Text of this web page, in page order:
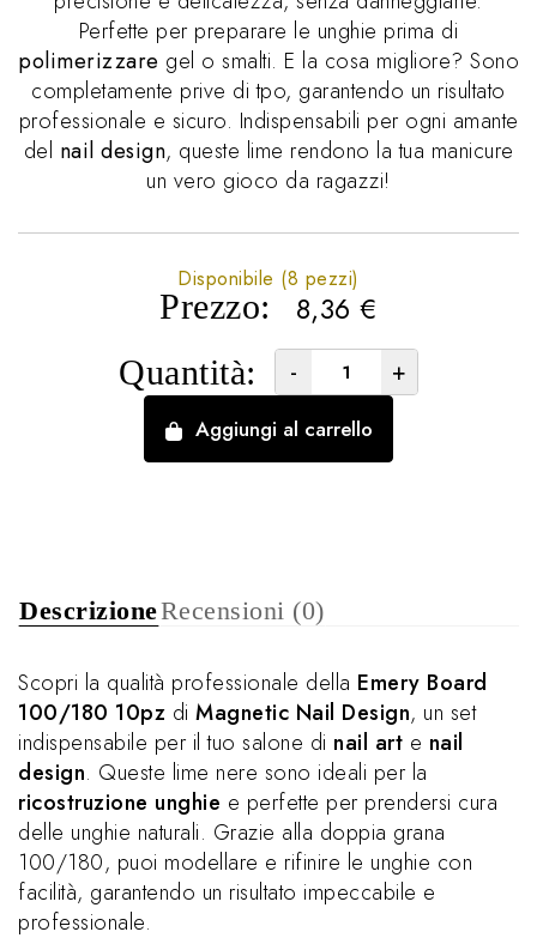
Perfette per preparare le unghie prima di
polimerizzare gel o smalti. E la cosa migliore? Sono
completamente prive di tpo, garantendo un risultato
professionale e sicuro. Indispensabili per ogni amante
del nail design, queste lime rendono la tua manicure
un vero gioco da ragazzi!
Prezzo: 8,36€
Disponibile (8 pezzi)
Quantità: - +
Aggiungi al carrello
DescrizioneRecensioni (0)
Scopri la qualità professionale della Emery Board
100/180 10pz di Magnetic Nail Design, un set
indispensabile per il tuo salone di nail art e nail
design. Queste lime nere sono ideali per la
ricostruzione unghie e perfette per prendersi cura
delle unghie naturali. Grazie alla doppia grana
100/180, puoi modellare e rifinire le unghie con
facilità, garantendo un risultato impeccabile e
professionale.